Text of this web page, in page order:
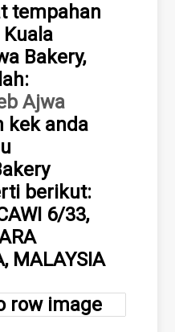
tempahan
Bakery,
Ajwa
kek anda
berikut:
6/33,
MALAYSIA